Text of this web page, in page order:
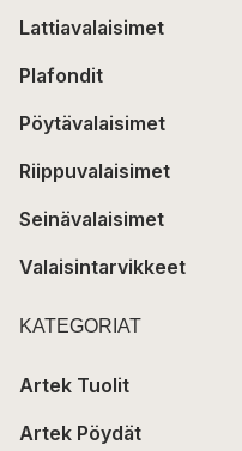
Lattiavalaisimet
Plafondit
Pöytävalaisimet
Riippuvalaisimet
Seinävalaisimet
Valaisintarvikkeet
KATEGORIAT
Artek Tuolit
Artek Pöydät